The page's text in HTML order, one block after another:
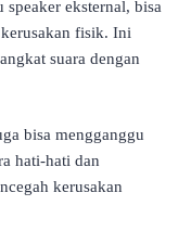
eksternal, bisa
fisik. Ini
suara dengan
bisa mengganggu
hati-hati dan
kerusakan